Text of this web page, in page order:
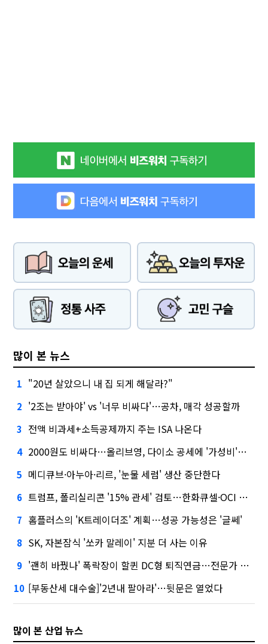
많이 본 뉴스
1 "20년 살았으니 내 집 되게 해달라?"
2 '2조는 받아야' vs '너무 비싸다'…공차, 매각 성공할까
3 전액 비과세+소득공제까지 주는 ISA 나온다
4 2000원도 비싸다…올리브영, 다이소 공세에 '가성비'로 맞불
5 메디큐브·아누아·리르, '눈물 세럼' 생산 중단한다
6 트럼프, 폴리실리콘 '15% 관세' 검토…한화큐셀·OCI 영향은?
7 홈플러스의 'K트레이더조' 계획…성공 가능성은 '글쎄'
8 SK, 자본잠식 '쏘카 말레이' 지분 더 사는 이유
9 '괜히 바꿨나' 폭락장이 할퀸 DC형 퇴직연금…전문가 조언은
10 [부동산세 대수술]'2년내 팔아라'…뒷문은 열었다
많이 본 산업 뉴스